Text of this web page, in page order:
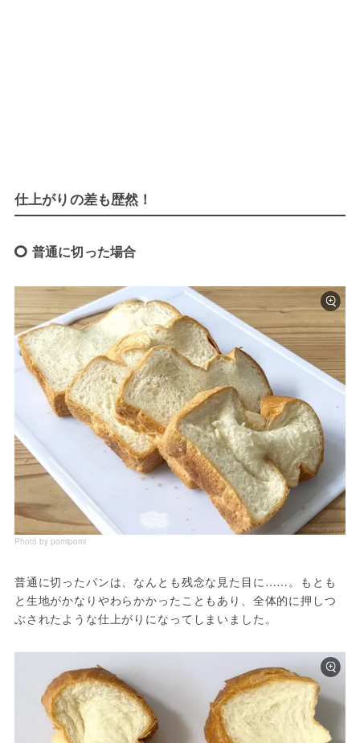
仕上がりの差も歴然！
普通に切った場合
Photo by pomipomi
普通に切ったパンは、なんとも残念な見た目に……。もとも
と生地がかなりやわらかかったこともあり、全体的に押しつ
ぶされたような仕上がりになってしまいました。